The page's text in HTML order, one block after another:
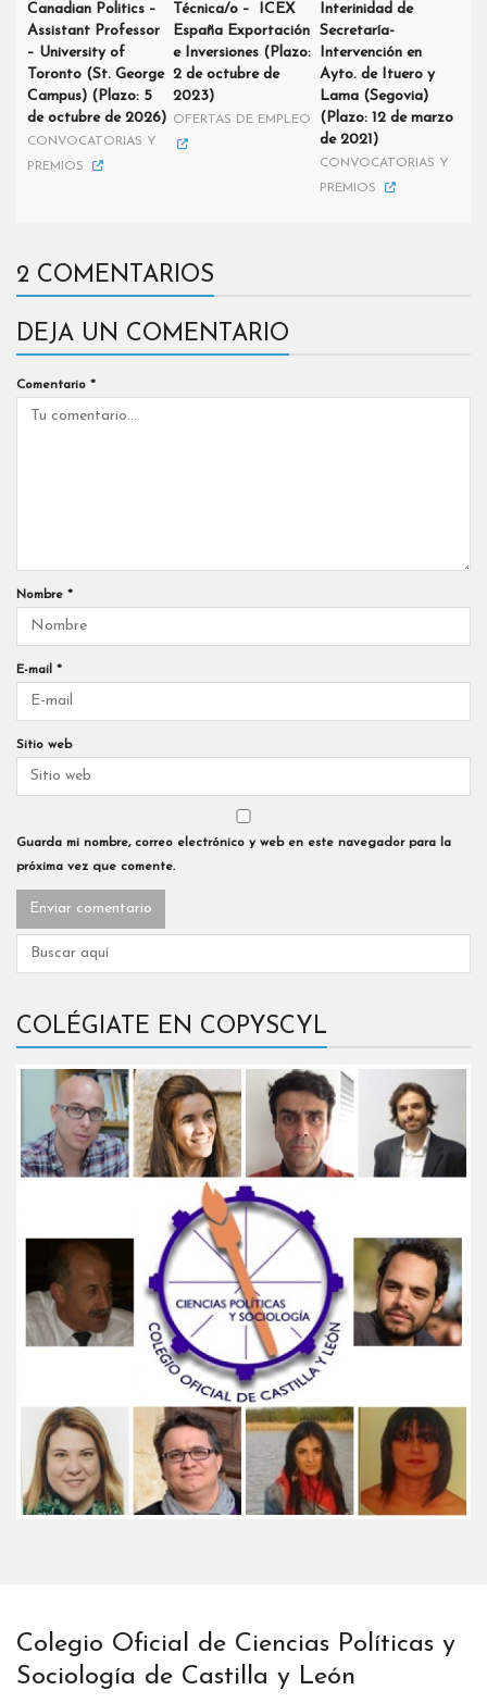
Canadian Politics –
Assistant Professor
– University of
Toronto (St. George
Campus) (Plazo: 5
de octubre de 2026)
CONVOCATORIAS Y
PREMIOS
Técnica/o – ICEX
España Exportación
e Inversiones (Plazo:
2 de octubre de
2023)
OFERTAS DE EMPLEO
Interinidad de
Secretaría-
Intervención en
Ayto. de Ituero y
Lama (Segovia)
(Plazo: 12 de marzo
de 2021)
CONVOCATORIAS Y
PREMIOS
2 COMENTARIOS
DEJA UN COMENTARIO
Comentario *
Nombre *
E-mail *
Sitio web
Guarda mi nombre, correo electrónico y web en este navegador para la
próxima vez que comente.
COLÉGIATE EN COPYSCYL
Colegio Oficial de Ciencias Políticas y
Sociología de Castilla y León